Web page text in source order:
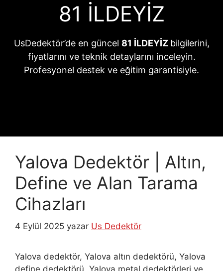
81 İLDEYİZ
UsDedektör’de en güncel 81 İLDEYİZ bilgilerini,
fiyatlarını ve teknik detaylarını inceleyin.
Profesyonel destek ve eğitim garantisiyle.
Yalova Dedektör | Altın,
Define ve Alan Tarama
Cihazları
4 Eylül 2025 yazar Us Dedektör
Yalova dedektör, Yalova altın dedektörü, Yalova
define dedektörü, Yalova metal dedektörleri ve